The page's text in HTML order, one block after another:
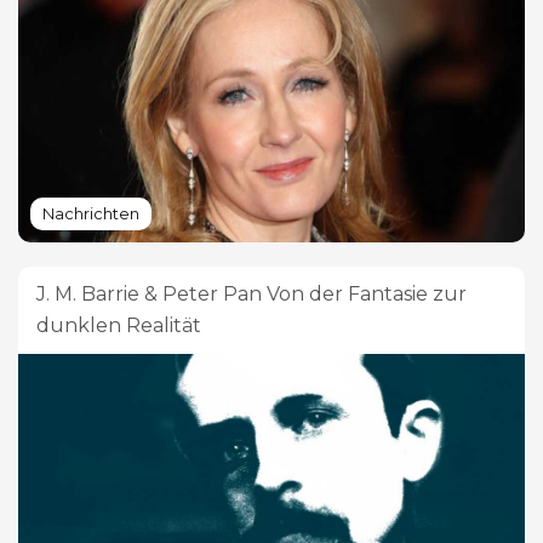
Nachrichten
J. M. Barrie & Peter Pan Von der Fantasie zur
dunklen Realität